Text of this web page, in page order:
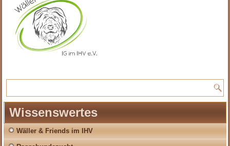
Wissenswertes
Wäller & Friends im IHV